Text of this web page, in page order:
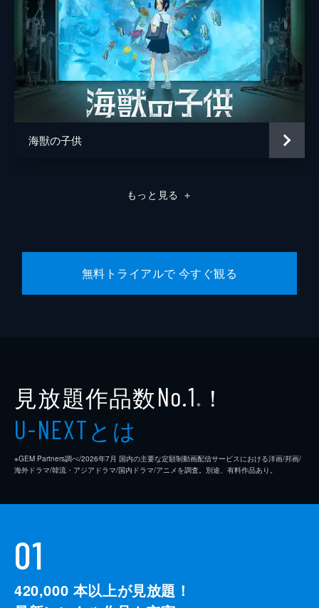
海獣の子供
もっと見る ＋
無料トライアルで 今すぐ観る
見放題作品数No.1 ※ ！
U-NEXTとは
※GEM Partners調べ/2026年7⽉ 国内の主要な定額制動画配信サービスにおける洋画/邦画/
海外ドラマ/韓流・アジアドラマ/国内ドラマ/アニメを調査。別途、有料作品あり。
01
420,000 本以上が見放題！